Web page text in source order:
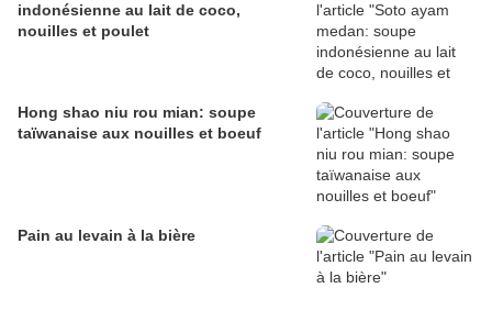
indonésienne au lait de coco,
nouilles et poulet
Hong shao niu rou mian: soupe
taïwanaise aux nouilles et boeuf
Pain au levain à la bière